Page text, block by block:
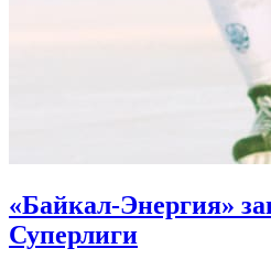
«Байкал-Энергия»
Суперлиги